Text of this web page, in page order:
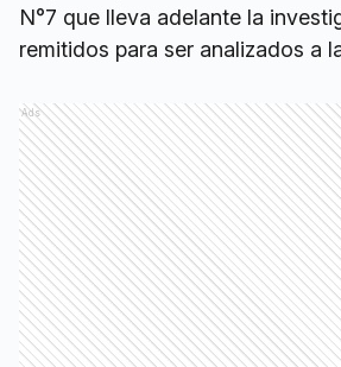
N°7 que lleva adelante la
remitidos para ser analizados a
Ads